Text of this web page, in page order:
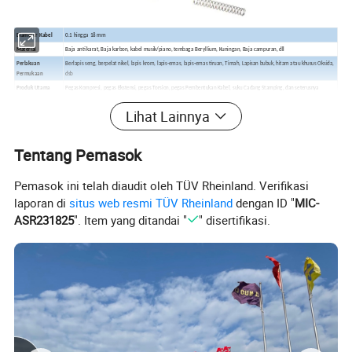
Diameter Kabel 0.1 hingga 18 mm
Material Baja anti karat, Baja karbon, kabel musik/piano, tembaga Beryllium, Kuningan, Baja campuran, dll
Perlakuan
Permukaan
Berlapis seng, berpelat nikel, lapis krom, lapis-emas, lapis-emas tiruan, Timah, Lapisan bubuk, hitam atau khusus Oksida,
dsb
Produk Utama Pegas Kompresi, pegas Ekstensi, pegas Torsion, pegas Pembentukan Kabel, suku Cadang Stamping, dan seterusnya
Pengemasan bagian dalam dengan plastik, kemudian kotak karton untuk pengepakan luar, kemudian palet kayu atau
plastik untuk permintaan
Sistem CNC Tingkat Lanjut; Grinding lanjutan dan alat berat peledakan pendek; penguji kekuatan tensil yang akurat,
Peralatan Uji
Proyektor; penguji kekerasan digital; penguji kekuatan torsi digital; Kompresi digital dan penguji kekuatan torsi; tester
elastisitas; penguji masa pakai; alat berat uji penyemprotan garam dll.
Apakah Compression spring itu?
Pegas Kompresi adalah kumparan helikal coil
terbuka atau dibuat untuk melawan kompresi
sepanjang sumbu angin. Kompresi Helikal adalah
pengaturan waktu springTime baja yang paling
Lihat Lainnya
Tentang Pemasok
Pemasok ini telah diaudit oleh TÜV Rheinland. Verifikasi
laporan disitus web resmi TÜV Rheinland dengan ID "MIC-
ASR231825". Item yang ditandai " " disertifikasi.